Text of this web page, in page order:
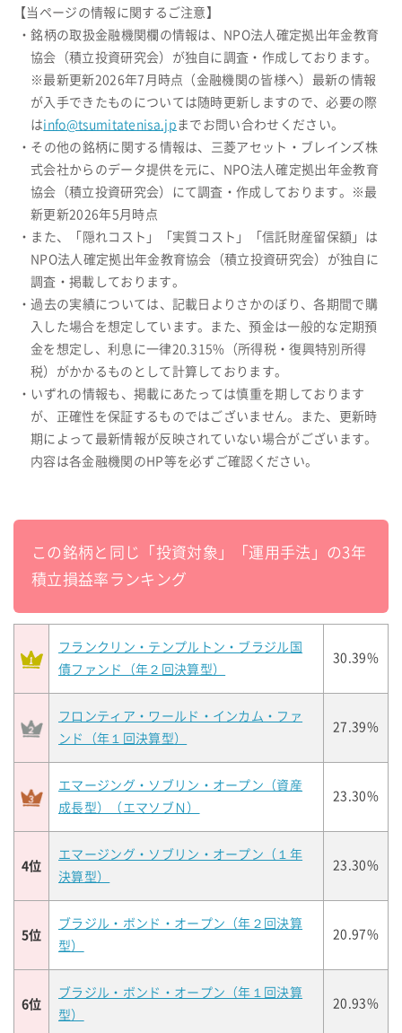
【当ページの情報に関するご注意】
・銘柄の取扱金融機関欄の情報は、NPO法人確定拠出年金教育
協会（積立投資研究会）が独自に調査・作成しております。
※最新更新2026年7月時点（金融機関の皆様へ）最新の情報
が入手できたものについては随時更新しますので、必要の際
はinfo@tsumitatenisa.jp までお問い合わせください。
・その他の銘柄に関する情報は、三菱アセット・ブレインズ株
式会社からのデータ提供を元に、NPO法人確定拠出年金教育
協会（積立投資研究会）にて調査・作成しております。※最
新更新2026年5月時点
・また、「隠れコスト」「実質コスト」「信託財産留保額」は
NPO法人確定拠出年金教育協会（積立投資研究会）が独自に
調査・掲載しております。
・過去の実績については、記載日よりさかのぼり、各期間で購
入した場合を想定しています。また、預金は一般的な定期預
金を想定し、利息に一律20.315%（所得税・復興特別所得
税）がかかるものとして計算しております。
・いずれの情報も、掲載にあたっては慎重を期しております
が、正確性を保証するものではございません。また、更新時
期によって最新情報が反映されていない場合がございます。
内容は各金融機関のHP等を必ずご確認ください。
この銘柄と同じ「投資対象」「運用手法」の3年
積立損益率ランキング
フランクリン・テンプルトン・ブラジル国
債ファンド（年２回決算型）
30.39%
フロンティア・ワールド・インカム・ファ
ンド（年１回決算型）
27.39%
エマージング・ソブリン・オープン（資産
成長型）（エマソブＮ）
23.30%
4位
エマージング・ソブリン・オープン（１年
決算型）
23.30%
5位
ブラジル・ボンド・オープン（年２回決算
型）
20.97%
6位
ブラジル・ボンド・オープン（年１回決算
型）
20.93%